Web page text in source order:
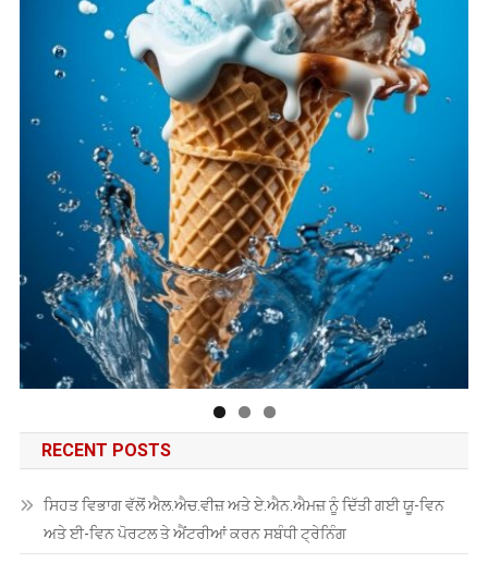
RECENT POSTS
ਸਿਹਤ ਵਿਭਾਗ ਵੱਲੋਂ ਐਲ.ਐਚ.ਵੀਜ਼ ਅਤੇ ਏ.ਐਨ.ਐਮਜ਼ ਨੂੰ ਦਿੱਤੀ ਗਈ ਯੂ-ਵਿਨ
ਅਤੇ ਈ-ਵਿਨ ਪੋਰਟਲ ਤੇ ਐਂਟਰੀਆਂ ਕਰਨ ਸਬੰਧੀ ਟ੍ਰੇਨਿੰਗ